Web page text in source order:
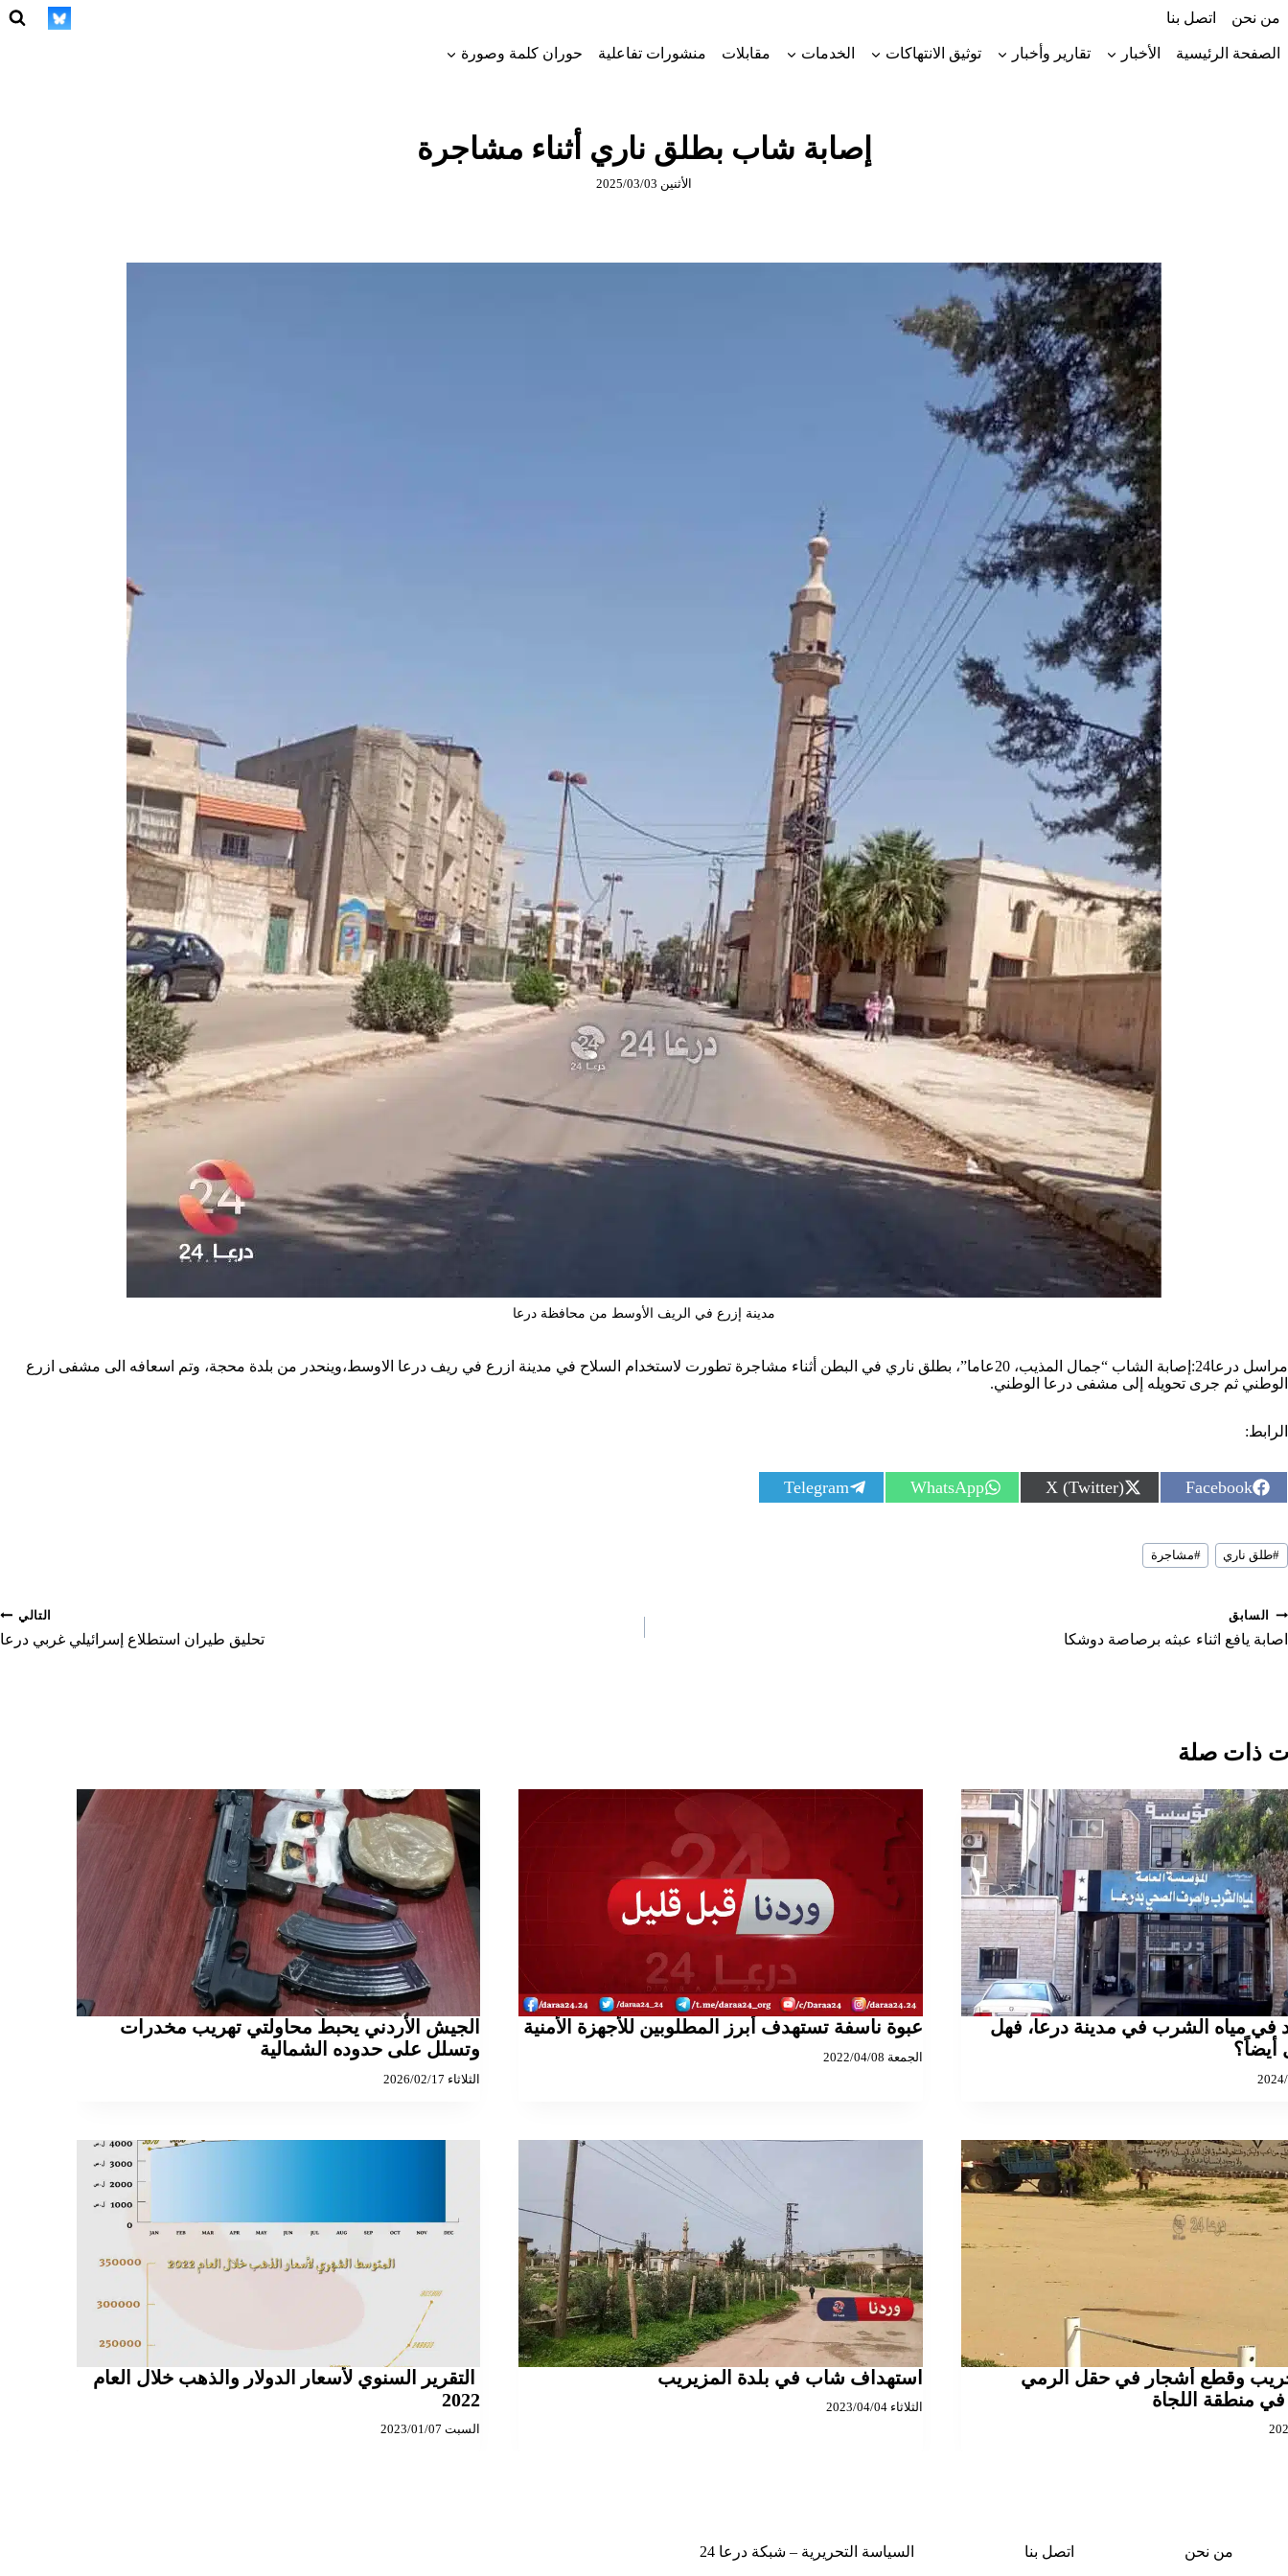
إلىمن نحن اتصل بنا
الصفحة الرئيسية الأخبار تقارير وأخبار توثيق الانتهاكات الخدمات مقابلات منشورات تفاعلية حوران كلمة وصورة
إصابة شاب بطلق ناري أثناء مشاجرة
الأثنين 2025/03/03
مدينة إزرع في الريف الأوسط من محافظة درعا
مراسل درعا24:إصابة الشاب “جمال المذيب، 20عاما”، بطلق ناري في البطن أثناء مشاجرة تطورت لاستخدام السلاح في مدينة ازرع في ريف درعا الاوسط،وينحدر من بلدة محجة، وتم اسعافه الى مشفى ازرع
الوطني ثم جرى تحويله إلى مشفى درعا الوطني.
الرابط:
S
h
e
o
Facebook
S
h
X (Twitter)
S
h
WhatsApp
S
h
Telegram
وسوم
المقال:
#طلق ناري #مشاجرة
تصفّح
المقالات
السابق
اصابة يافع اثناء عبثه برصاصة دوشكا
التالي
تحليق طيران استطلاع إسرائيلي غربي درعا
ذات صلة
في مياه الشرب في مدينة درعا، فهل
أيضاً؟
عبوة ناسفة تستهدف أبرز المطلوبين للأجهزة الأمنية
الجمعة 2022/04/08
الجيش الأردني يحبط محاولتي تهريب مخدرات
وتسلل على حدوده الشمالية
الثلاثاء 2026/02/17
وقطع أشجار في حقل الرمي
منطقة اللجاة
استهداف شاب في بلدة المزيريب
الثلاثاء 2023/04/04
التقرير السنوي لأسعار الدولار والذهب خلال العام
2022
السبت 2023/01/07
من نحن اتصل بنا السياسة التحريرية – شبكة درعا 24